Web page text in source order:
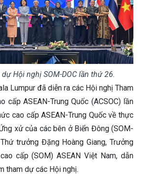
dự Hội nghị SOM-DOC lần thứ 26.
Lumpur đã diễn ra các Hội nghị Tham
cấp ASEAN-Trung Quốc (ACSOC) lần
cao cấp ASEAN-Trung Quốc về thực
xử của các bên ở Biển Đông (SOM-
trưởng Đặng Hoàng Giang, Trưởng
cấp (SOM) ASEAN Việt Nam, dẫn
tham dự các Hội nghị.